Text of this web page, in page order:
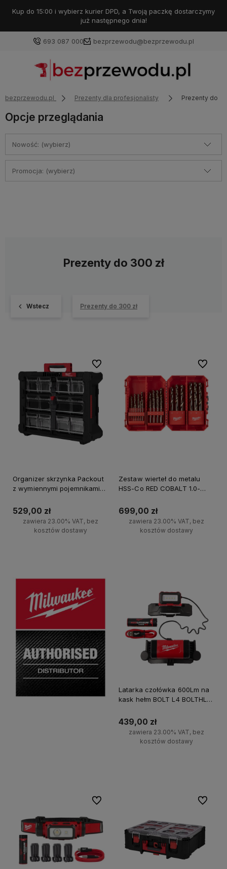
Kup do 15:00 i wybierz kurier DPD, a Twoją paczkę dostarczymy
już następnego dnia!
693 087 000 bezprzewodu@bezprzewodu.pl
bezprzewodu.pl Prezenty dla profesjonalisty Prezenty do
Opcje przeglądania
Nowość: (wybierz)
Promocja: (wybierz)
Prezenty do 300 zł
Wstecz Prezenty do 300 zł
Organizer skrzynka Packout
z wymiennymi pojemnikami
529,00 zł
zawiera 23.00% VAT, bez
kosztów dostawy
Do ulubionych
Zestaw wierteł do metalu
HSS-Co RED COBALT 1.0-
699,00 zł
zawiera 23.00% VAT, bez
kosztów dostawy
Do
Latarka czołówka 600Lm na
kask hełm BOLT L4 BOLTHL-
439,00 zł
zawiera 23.00% VAT, bez
kosztów dostawy
Do ulubionych Do